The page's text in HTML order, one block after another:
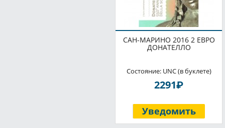
САН-МАРИНО 2016 2 ЕВРО
ДОНАТЕЛЛО
Состояние: UNC (в буклете)
2291P
Уведомить